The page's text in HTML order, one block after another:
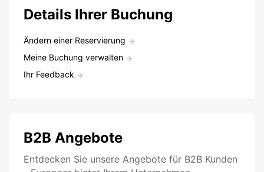
Details Ihrer Buchung
Ändern einer Reservierung
Meine Buchung verwalten
Ihr Feedback
B2B Angebote
Entdecken Sie unsere Angebote für B2B Kunden